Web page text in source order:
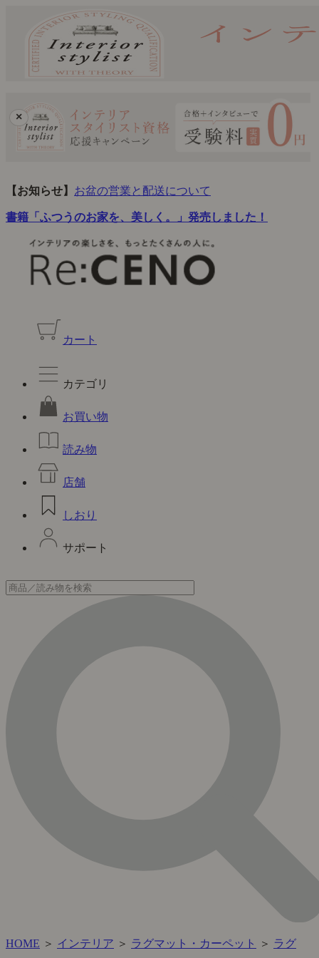
×
【お知らせ】 お盆の営業と配送について
書籍「ふつうのお家を、美しく。」発売しました！
カート
カテゴリ
お買い物
読み物
店舗
しおり
サポート
HOME ＞ インテリア ＞ ラグマット・カーペット ＞ ラグ